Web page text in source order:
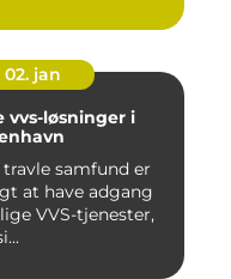
02. jan
vvs-løsninger i
travle samfund er
at have adgang
VVS-tjenester,